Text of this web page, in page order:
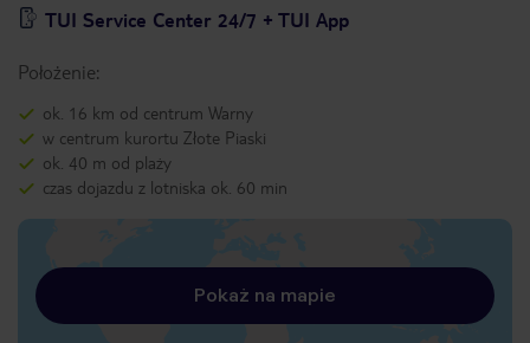
TUI Service Center 24/7 + TUI App
Położenie:
ok. 16 km od centrum Warny
w centrum kurortu Złote Piaski
ok. 40 m od plaży
czas dojazdu z lotniska ok. 60 min
Pokaż na mapie